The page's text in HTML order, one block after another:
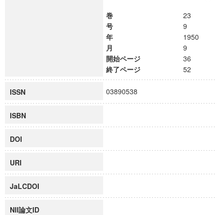
巻
23
号
9
年
1950
月
9
開始ページ
36
終了ページ
52
ISSN 03890538
ISBN
DOI
URI
JaLCDOI
NII論文ID